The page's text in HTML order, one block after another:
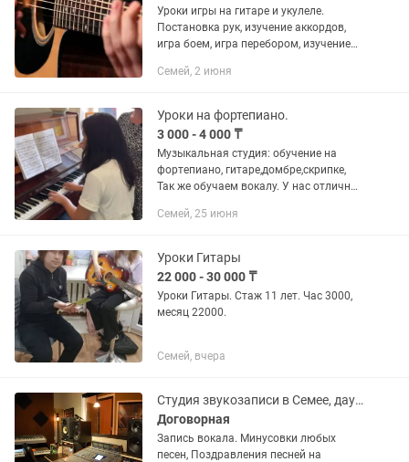
Уроки игры на гитаре и укулеле.
Постановка рук, изучение аккордов,
игра боем, игра перебором, изучение
урока в неделю, в удобные дни и
Семей, 2 июня
Уроки на фортепиано.
3 000 - 4 000 ₸
Музыкальная студия: обучение на
фортепиано, гитаре,домбре,скрипке,
Так же обучаем вокалу. У нас отличные
классический репертуар! Актерское
Семей, 25 июня
Уроки Гитары
22 000 - 30 000 ₸
Уроки Гитары. Стаж 11 лет. Час 3000,
месяц 22000.
Семей, вчера
Студия звукозаписи в Семее, дауыс-дыбыс жазу студиясы Семей.
Договорная
Запись вокала. Минусовки любых
песен, Поздравления песней на